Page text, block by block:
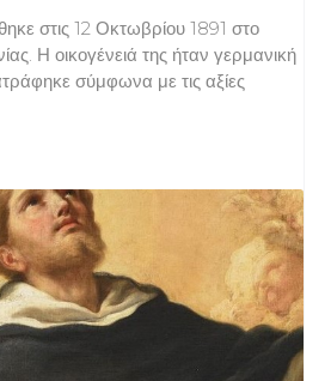
στις 12 Οκτωβρίου 1891 στο
Η οικογένειά της ήταν γερμανική
σύμφωνα με τις αξίες